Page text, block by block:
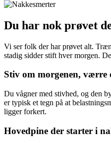
Du har nok prøvet
Vi ser folk der har prøvet alt.
stadig sidder stift hver morgen.
Stiv om morgenen, værre
Du vågner med stivhed, og den
er typisk et tegn på at
ligger forkert.
Hovedpine der starter i